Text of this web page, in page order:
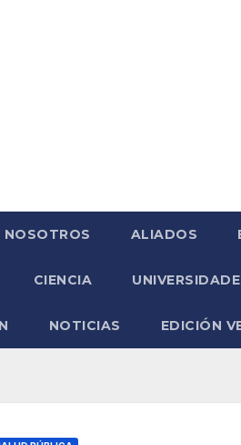
NOSOTROS ALIADOS
CIENCIA
NOTICIAS EDICIÓN